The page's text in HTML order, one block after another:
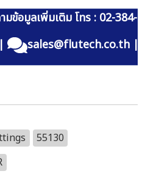
มข้อมูลเพิ่มเติม โทร : 02-384-
sales@flutech.co.th |
55130